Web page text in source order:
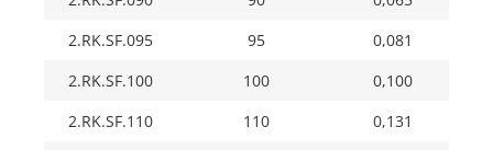
2.RK.SF.095
95
0,081
2.RK.SF.100
100
0,100
2.RK.SF.110
110
0,131